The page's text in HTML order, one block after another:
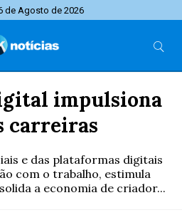
de Agosto de 2026
impulsiona
carreiras
e das plataformas digitais
com o trabalho, estimula
a economia de criador...